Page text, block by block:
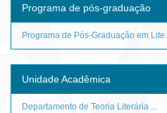
Programa de pós-graduação
Programa de Pós-Graduação em Lite...
Unidade Acadêmica
Departamento de Teoria Literária ...